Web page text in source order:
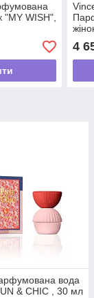
"MY WISH",
4
вода
& CHIC , 30 мл